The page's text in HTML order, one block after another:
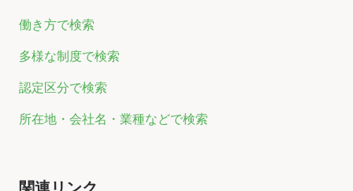
働き方で検索
多様な制度で検索
認定区分で検索
所在地・会社名・業種などで検索